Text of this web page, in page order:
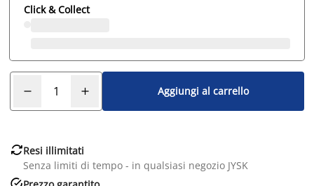
Click & Collect
Aggiungi al carrello
Resi illimitati
Senza limiti di tempo - in qualsiasi negozio JYSK
